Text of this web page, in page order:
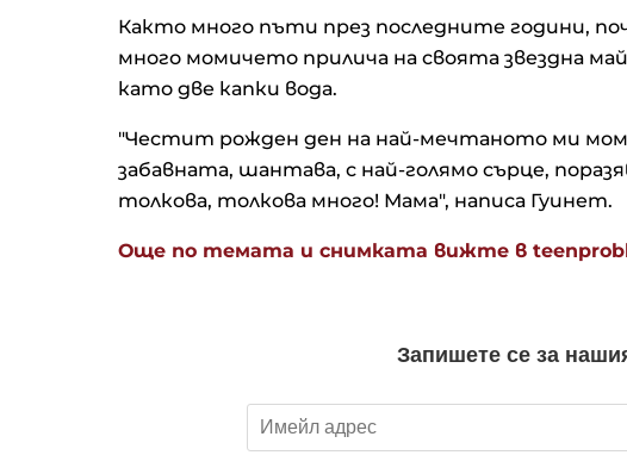
Както много пъти през последните години,
много момичето прилича на своята звездна
като две капки вода.
"Честит рожден ден на най-мечтаното ми
забавната, шантава, с най-голямо сърце,
толкова, толкова много! Мама", написа Гуинет.
Още по темата и снимката вижте в